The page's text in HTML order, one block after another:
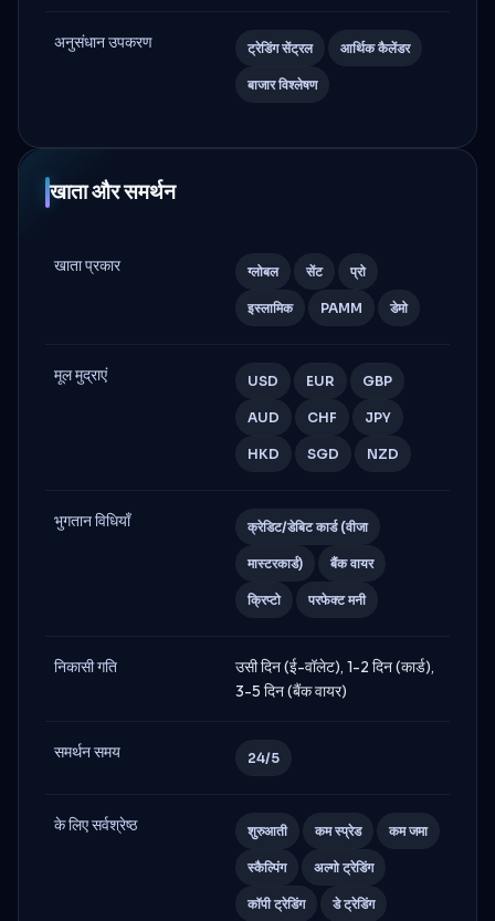
अनुसंधान उपकरण ट्रेडिंग सेंट्रल आर्थिक कैलेंडर
बाजार विश्लेषण
खाता और समर्थन
खाता प्रकार ग्लोबल सेंट प्रो
इस्लामिक PAMM डेमो
मूल मुद्राएं USD EUR GBP
AUD CHF JPY
HKD SGD NZD
भुगतान विधियाँ क्रेडिट/डेबिट कार्ड (वीजा
मास्टरकार्ड) बैंक वायर
क्रिप्टो परफेक्ट मनी
निकासी गति
उसी दिन (ई-वॉलेट), 1-2 दिन (कार्ड),
3-5 दिन (बैंक वायर)
समर्थन समय 24/5
के लिए सर्वश्रेष्ठ शुरुआती कम स्प्रेड कम जमा
स्कैल्पिंग अल्गो ट्रेडिंग
कॉपी ट्रेडिंग डे ट्रेडिंग